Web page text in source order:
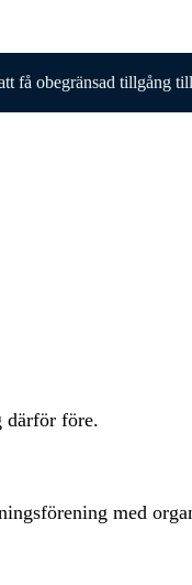
få obegränsad tillgång
därför före.
med